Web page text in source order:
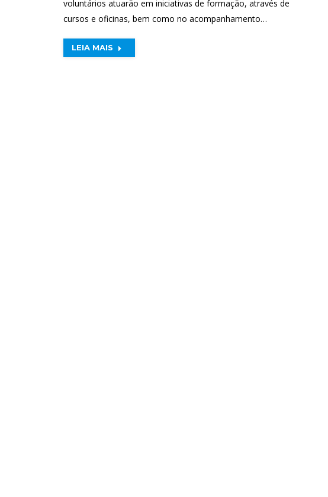
voluntários atuarão em iniciativas de formação, através de
cursos e oficinas, bem como no acompanhamento…
LEIA MAIS